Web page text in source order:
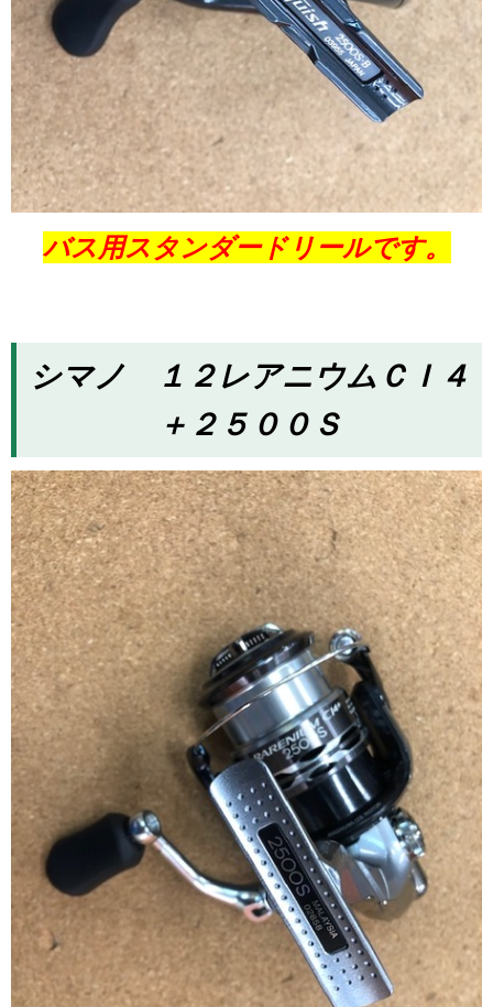
バス用スタンダードリールです。
シマノ １２レアニウムＣＩ４
＋２５００Ｓ